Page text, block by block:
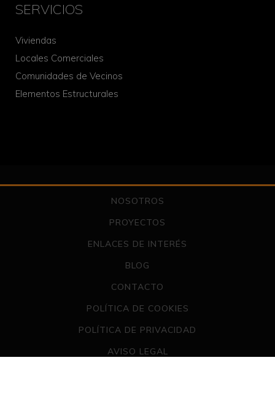
SERVICIOS
Viviendas
Locales Comerciales
Comunidades de Vecinos
Elementos Estructurales
NOSOTROS
PROYECTOS
ENLACES DE INTERÉS
BLOG
CONTACTO
POLÍTICA DE COOKIES
POLÍTICA DE PRIVACIDAD
AVISO LEGAL